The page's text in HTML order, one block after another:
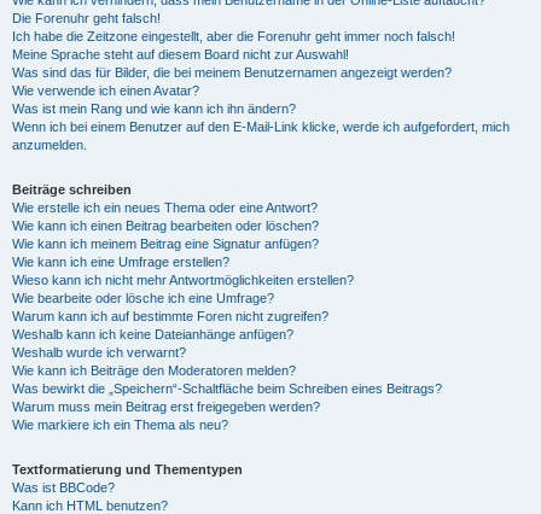
Die Forenuhr geht falsch!
Ich habe die Zeitzone eingestellt, aber die Forenuhr geht immer noch falsch!
Meine Sprache steht auf diesem Board nicht zur Auswahl!
Was sind das für Bilder, die bei meinem Benutzernamen angezeigt werden?
Wie verwende ich einen Avatar?
Was ist mein Rang und wie kann ich ihn ändern?
Wenn ich bei einem Benutzer auf den E-Mail-Link klicke, werde ich aufgefordert, mich
anzumelden.
Beiträge schreiben
Wie erstelle ich ein neues Thema oder eine Antwort?
Wie kann ich einen Beitrag bearbeiten oder löschen?
Wie kann ich meinem Beitrag eine Signatur anfügen?
Wie kann ich eine Umfrage erstellen?
Wieso kann ich nicht mehr Antwortmöglichkeiten erstellen?
Wie bearbeite oder lösche ich eine Umfrage?
Warum kann ich auf bestimmte Foren nicht zugreifen?
Weshalb kann ich keine Dateianhänge anfügen?
Weshalb wurde ich verwarnt?
Wie kann ich Beiträge den Moderatoren melden?
Was bewirkt die „Speichern“-Schaltfläche beim Schreiben eines Beitrags?
Warum muss mein Beitrag erst freigegeben werden?
Wie markiere ich ein Thema als neu?
Textformatierung und Thementypen
Was ist BBCode?
Kann ich HTML benutzen?